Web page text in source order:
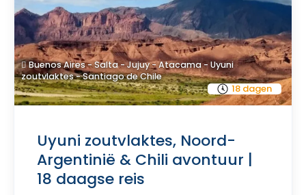
18 dagen
Buenos Aires - Salta - Jujuy - Atacama - Uyuni
zoutvlaktes - Santiago de Chile
Uyuni zoutvlaktes, Noord-
Argentinië & Chili avontuur |
18 daagse reis